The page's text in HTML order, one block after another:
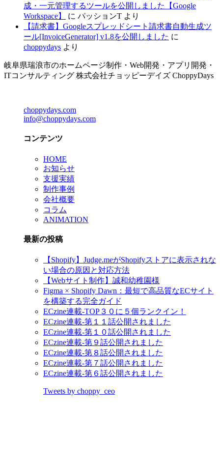
成・一元管理するツールを公開しました【Google
Workspace】
に パッションT より
【請求書】Googleスプレッドシート請求書自動生成ツ
ール[InvoiceGenerator] v1.8を公開しました に
choppydays より
岐阜県瑞浪市のホームページ制作・Web開発・アプリ開発・
ITコンサルティング 株式会社チョッピーデイズ ChoppyDays
choppydays.com
info@choppydays.com
コンテンツ
HOME
お知らせ
支援実績
制作事例
会社概要
コラム
ANIMATION
最新の投稿
【Shopify】Judge.meがShopifyストアに表示されな
い場合の原因と対応方法
【Webサイト制作】誠和幼稚園様
Figma × Shopify Dawn：最短で高品質なECサイト
を構築する完全ガイド
ECzine連載-TOP３０に５個ランクイン！
ECzine連載-第１１話公開されました
ECzine連載-第１０話公開されました
ECzine連載-第９話公開されました
ECzine連載-第８話公開されました
ECzine連載-第７話公開されました
ECzine連載-第６話公開されました
Tweets by choppy_ceo